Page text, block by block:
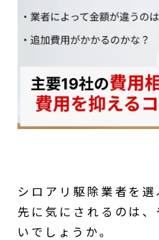
シロアリ駆除業者を
先に気にされるのは
いでしょうか。